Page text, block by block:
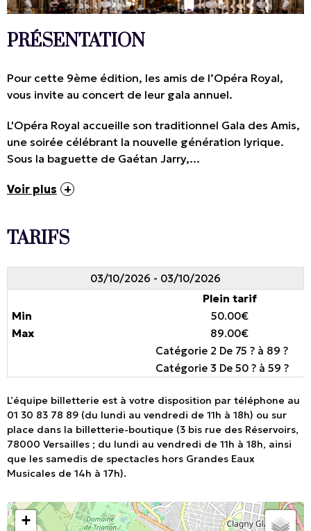
PRÉSENTATION
Pour cette 9ème édition, les amis de l’Opéra Royal,
vous invite au concert de leur gala annuel.
L'Opéra Royal accueille son traditionnel Gala des Amis,
une soirée célébrant la nouvelle génération lyrique.
Sous la baguette de Gaétan Jarry,...
Voir plus
TARIFS
03/10/2026 - 03/10/2026
Plein tarif
50.00€
89.00€
Catégorie 2 De 75 ? à 89 ?
Catégorie 3 De 50 ? à 59 ?
L’équipe billetterie est à votre disposition par téléphone au
01 30 83 78 89 (du lundi au vendredi de 11h à 18h) ou sur
place dans la billetterie-boutique (3 bis rue des Réservoirs,
78000 Versailles ; du lundi au vendredi de 11h à 18h, ainsi
que les samedis de spectacles hors Grandes Eaux
Musicales de 14h à 17h).
+